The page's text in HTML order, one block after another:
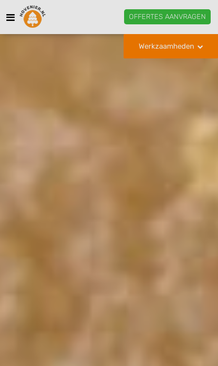
OFFERTES AANVRAGEN
Werkzaamheden